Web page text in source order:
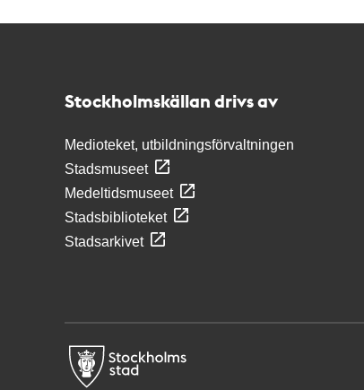
Stockholmskällan drivs av
Medioteket, utbildningsförvaltningen
Stadsmuseet
Medeltidsmuseet
Stadsbiblioteket
Stadsarkivet